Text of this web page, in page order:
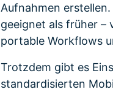
Aufnahmen
geeignet als früher –
portable Workflows
Trotzdem gibt es
standardisierten